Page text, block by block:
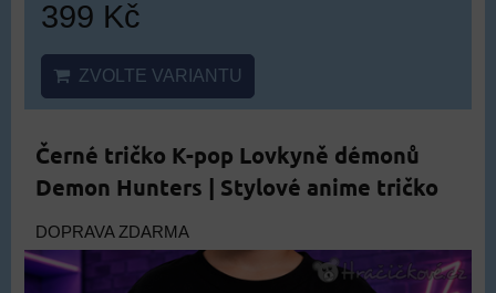
399 Kč
ZVOLTE VARIANTU
Černé tričko K-pop Lovkyně démonů
Demon Hunters | Stylové anime tričko
DOPRAVA ZDARMA